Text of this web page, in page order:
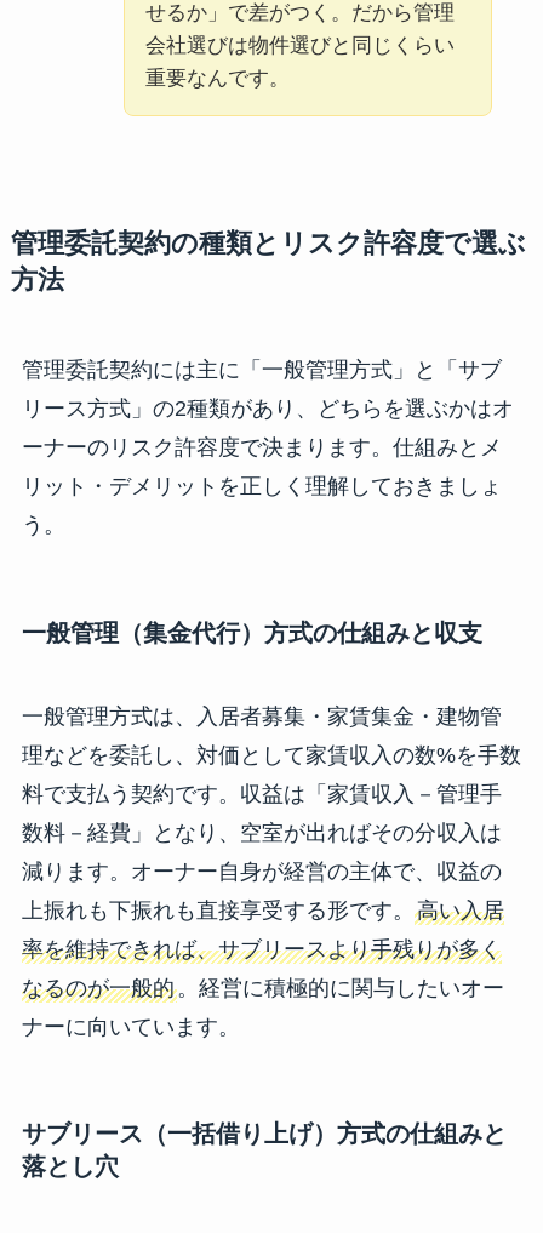
せるか」で差がつく。だから管理
会社選びは物件選びと同じくらい
重要なんです。
管理委託契約の種類とリスク許容度で選ぶ
方法
管理委託契約には主に「一般管理方式」と「サブ
リース方式」の2種類があり、どちらを選ぶかはオ
ーナーのリスク許容度で決まります。仕組みとメ
リット・デメリットを正しく理解しておきましょ
う。
一般管理（集金代行）方式の仕組みと収支
一般管理方式は、入居者募集・家賃集金・建物管
理などを委託し、対価として家賃収入の数%を手数
料で支払う契約です。収益は「家賃収入－管理手
数料－経費」となり、空室が出ればその分収入は
減ります。オーナー自身が経営の主体で、収益の
上振れも下振れも直接享受する形です。 高い入居
率を維持できれば、サブリースより手残りが多く
なるのが一般的。経営に積極的に関与したいオー
ナーに向いています。
サブリース（一括借り上げ）方式の仕組みと
落とし穴